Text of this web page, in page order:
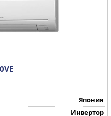
Япония
Инвертор